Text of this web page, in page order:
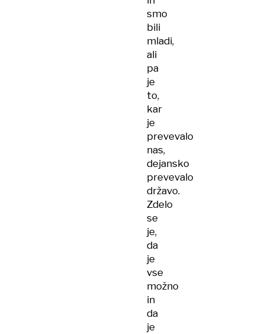
smo
bili
mladi,
ali
pa
je
to,
kar
je
prevevalo
nas,
dejansko
prevevalo
državo.
Zdelo
se
je,
da
je
vse
možno
in
da
je